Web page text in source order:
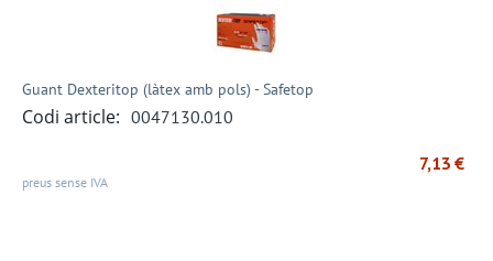
Guant Dexteritop (làtex amb pols) - Safetop
Codi article: 0047130.010
7,13 €
preus sense IVA